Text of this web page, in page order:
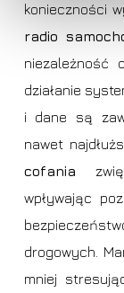
konieczności
radio
niezależność
działanie
i dane są
nawet
cofania
wpływając
drogowych.
mniej